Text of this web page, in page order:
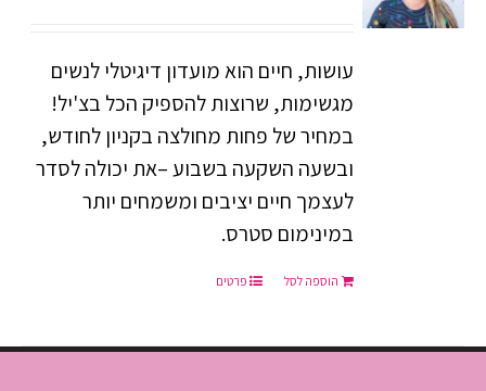
עושות, חיים הוא מועדון דיגיטלי לנשים
מגשימות, שרוצות להספיק הכל בצ'יל!
במחיר של פחות מחולצה בקניון לחודש,
ובשעה השקעה בשבוע –את יכולה לסדר
לעצמך חיים יציבים ומשמחים יותר
במינימום סטרס.
הוספה לסל פרטים